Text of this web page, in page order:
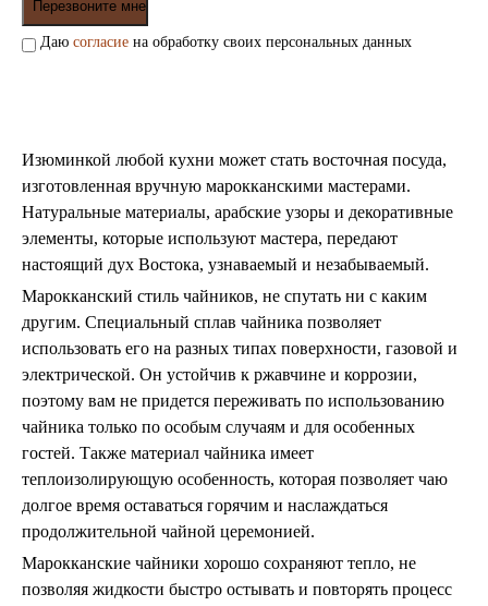
Даю согласие на обработку своих персональных данных
Изюминкой любой кухни может стать восточная посуда,
изготовленная вручную марокканскими мастерами.
Натуральные материалы, арабские узоры и декоративные
элементы, которые используют мастера, передают
настоящий дух Востока, узнаваемый и незабываемый.
Марокканский стиль чайников, не спутать ни с каким
другим. Специальный сплав чайника позволяет
использовать его на разных типах поверхности, газовой и
электрической. Он устойчив к ржавчине и коррозии,
поэтому вам не придется переживать по использованию
чайника только по особым случаям и для особенных
гостей. Также материал чайника имеет
теплоизолирующую особенность, которая позволяет чаю
долгое время оставаться горячим и наслаждаться
продолжительной чайной церемонией.
Марокканские чайники хорошо сохраняют тепло, не
позволяя жидкости быстро остывать и повторять процесс